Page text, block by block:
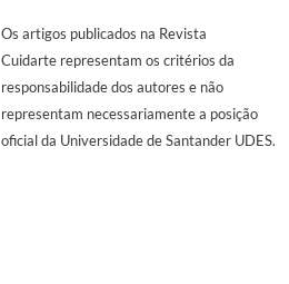
Os artigos publicados na Revista
Cuidarte representam os critérios da
responsabilidade dos autores e não
representam necessariamente a posição
oficial da Universidade de Santander UDES.